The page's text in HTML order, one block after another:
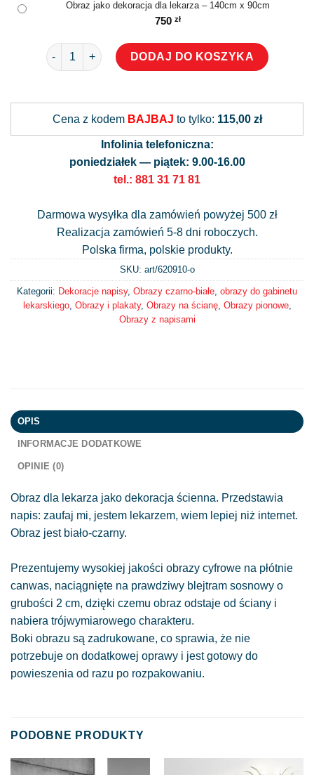
Obraz jako dekoracja dla lekarza – 140cm x 90cm
750 zł
ilość Obraz jako dekoracja dla lekarza
DODAJ DO KOSZYKA
Cena z kodem BAJBAJ to tylko: 115,00 zł
Infolinia telefoniczna:
poniedziałek — piątek: 9.00-16.00
tel.: 881 31 71 81
Darmowa wysyłka dla zamówień powyżej 500 zł
Realizacja zamówień 5-8 dni roboczych.
Polska firma, polskie produkty.
SKU: art/620910-o
Kategorii: Dekoracje napisy, Obrazy czarno-białe obrazy do gabinetu
lekarskiego, Obrazy i plakaty, Obrazy na ścianę, Obrazy pionowe,
Obrazy z napisami
OPIS
INFORMACJE DODATKOWE
OPINIE (0)
Obraz dla lekarza jako dekoracja ścienna. Przedstawia
napis: zaufaj mi, jestem lekarzem, wiem lepiej niż internet.
Obraz jest biało-czarny.
Prezentujemy wysokiej jakości obrazy cyfrowe na płótnie
canwas, naciągnięte na prawdziwy blejtram sosnowy o
grubości 2 cm, dzięki czemu obraz odstaje od ściany i
nabiera trójwymiarowego charakteru.
Boki obrazu są zadrukowane, co sprawia, że nie
potrzebuje on dodatkowej oprawy i jest gotowy do
powieszenia od razu po rozpakowaniu.
PODOBNE PRODUKTY